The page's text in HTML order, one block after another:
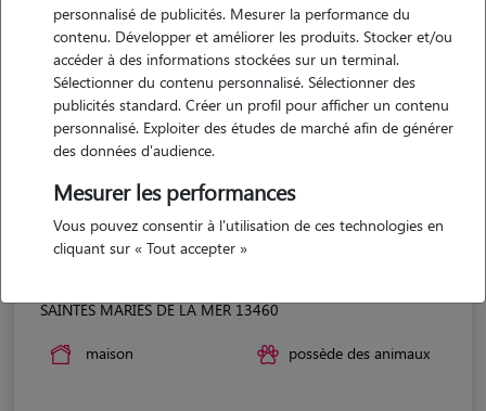
SAINTES MARIES DE LA MER 13460
maison possède des animaux
personnalisé de publicités. Mesurer la performance du
contenu. Développer et améliorer les produits. Stocker et/ou
accéder à des informations stockées sur un terminal.
Sélectionner du contenu personnalisé. Sélectionner des
publicités standard. Créer un profil pour afficher un contenu
personnalisé. Exploiter des études de marché afin de générer
des données d'audience.
Mesurer les performances
Vous pouvez consentir à l'utilisation de ces technologies en
cliquant sur « Tout accepter »